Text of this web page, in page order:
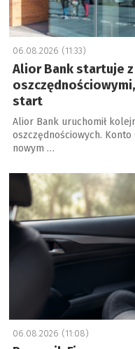
06.08.2026 (11:33)
Alior Bank startuje
start
Alior Bank uruchomił
oszczędnościowych.
nowym …
a
06.08.2026 (11:08)